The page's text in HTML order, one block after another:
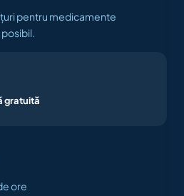
pentru medicamente
gratuită
ore